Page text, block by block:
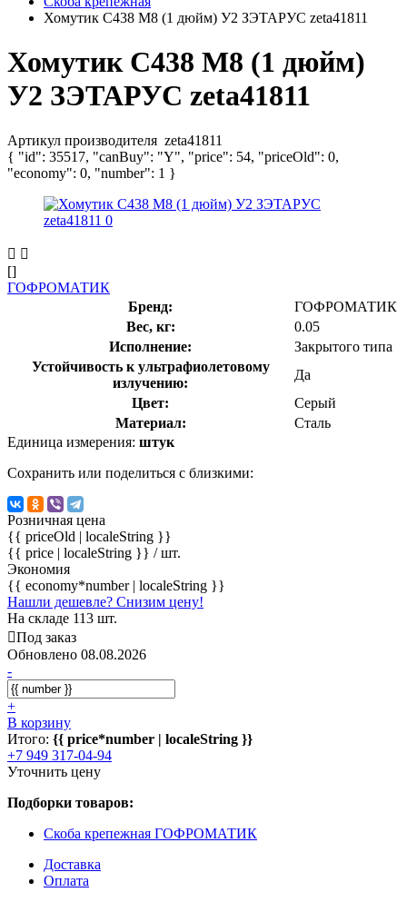
Хомутик С438 М8 (1 дюйм) У2 ЗЭТАРУС zeta41811
Хомутик С438 М8 (1 дюйм)
У2 ЗЭТАРУС zeta41811
Артикул производителя zeta41811
{ "id": 35517, "canBuy": "Y", "price": 54, "priceOld": 0,
"economy": 0, "number": 1 }
[]
ГОФРОМАТИК
Бренд:
ГОФРОМАТИК
Вес, кг:
0.05
Исполнение:
Закрытого типа
Устойчивость к ультрафиолетовому
излучению:
Да
Цвет:
Серый
Материал:
Сталь
Единица измерения: штук
Сохранить или поделиться с близкими:
Розничная цена
{{ priceOld | localeString }}
{{ price | localeString }} / шт.
Экономия
{{ economy*number | localeString }}
Нашли дешевле? Снизим цену!
На складе 113 шт.
Под заказ
Обновлено 08.08.2026
-
+
В корзину
Итого: {{ price*number | localeString }}
+7 949 317-04-94
Уточнить цену
Подборки товаров:
Скоба крепежная ГОФРОМАТИК
Доставка
Оплата